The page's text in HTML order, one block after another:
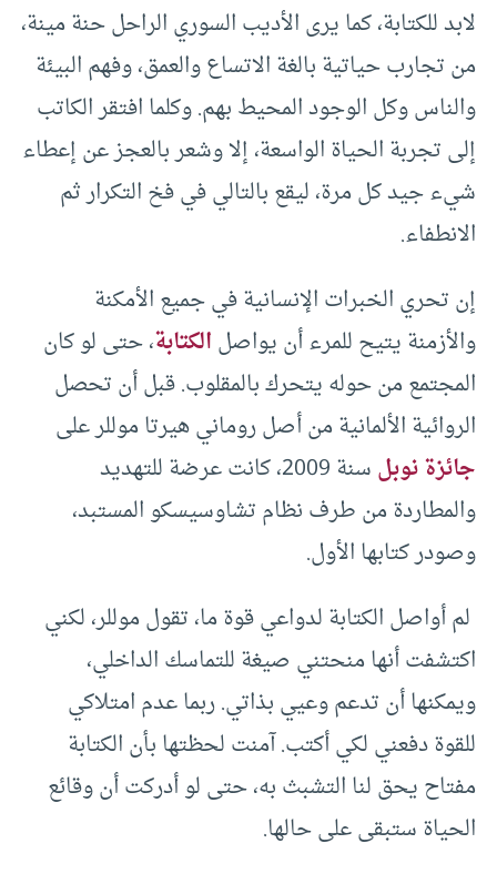
لابد للكتابة، كما يرى الأديب السوري الراحل حنة مينة،
من تجارب حياتية بالغة الاتساع والعمق، وفهم البيئة
والناس وكل الوجود المحيط بهم. وكلما افتقر الكاتب
إلى تجربة الحياة الواسعة، إلا وشعر بالعجز عن إعطاء
شيء جيد كل مرة، ليقع بالتالي في فخ التكرار ثم
الانطفاء.
إن تحري الخبرات الإنسانية في جميع الأمكنة
والأزمنة يتيح للمرء أن يواصلالكتابة، حتى لو كان
المجتمع من حوله يتحرك بالمقلوب. قبل أن تحصل
الروائية الألمانية من أصل روماني هيرتا موللر على
جائزة نوبل
سنة 2009، كانت عرضة للتهديد
والمطاردة من طرف نظام تشاوسيسكو المستبد،
وصودر كتابها الأول.
لم أواصل الكتابة لدواعي قوة ما، تقول موللر، لكني
اكتشفت أنها منحتني صيغة للتماسك الداخلي،
ويمكنها أن تدعم وعيي بذاتي. ربما عدم امتلاكي
للقوة دفعني لكي أكتب. آمنت لحظتها بأن الكتابة
مفتاح يحق لنا التشبث به، حتى لو أدركت أن وقائع
الحياة ستبقى على حالها.